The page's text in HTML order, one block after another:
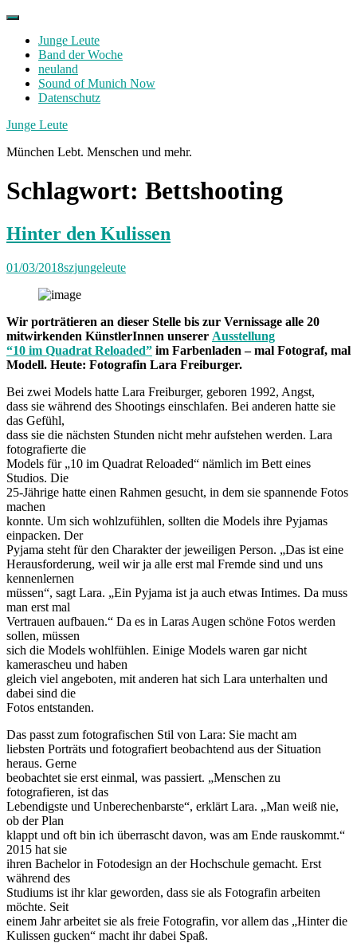
Skip
contentJunge Leute
Band der Woche
neuland
Sound of Munich Now
Datenschutz
Facebook
Twitter
Instagram
Junge Leute
München Lebt. Menschen und mehr.
Schlagwort: Bettshooting
Hinter den Kulissen
01/03/2018szjungeleute
Wir porträtieren an dieser Stelle bis zur Vernissage alle 20
mitwirkenden KünstlerInnen unserer Ausstellung
“10 im Quadrat Reloaded” im Farbenladen – mal Fotograf, mal
Modell. Heute: Fotografin Lara Freiburger.
Bei zwei Models hatte Lara Freiburger, geboren 1992, Angst,
dass sie während des Shootings einschlafen. Bei anderen hatte sie
das Gefühl,
dass sie die nächsten Stunden nicht mehr aufstehen werden. Lara
fotografierte die
Models für „10 im Quadrat Reloaded“ nämlich im Bett eines
Studios. Die
25-Jährige hatte einen Rahmen gesucht, in dem sie spannende Fotos
machen
konnte. Um sich wohlzufühlen, sollten die Models ihre Pyjamas
einpacken. Der
Pyjama steht für den Charakter der jeweiligen Person. „Das ist eine
Herausforderung, weil wir ja alle erst mal Fremde sind und uns
kennenlernen
müssen“, sagt Lara. „Ein Pyjama ist ja auch etwas Intimes. Da muss
man erst mal
Vertrauen aufbauen.“ Da es in Laras Augen schöne Fotos werden
sollen, müssen
sich die Models wohlfühlen. Einige Models waren gar nicht
kamerascheu und haben
gleich viel angeboten, mit anderen hat sich Lara unterhalten und
dabei sind die
Fotos entstanden.
Das passt zum fotografischen Stil von Lara: Sie macht am
liebsten Porträts und fotografiert beobachtend aus der Situation
heraus. Gerne
beobachtet sie erst einmal, was passiert. „Menschen zu
fotografieren, ist das
Lebendigste und Unberechenbarste“, erklärt Lara. „Man weiß nie,
ob der Plan
klappt und oft bin ich überrascht davon, was am Ende rauskommt.“
2015 hat sie
ihren Bachelor in Fotodesign an der Hochschule gemacht. Erst
während des
Studiums ist ihr klar geworden, dass sie als Fotografin arbeiten
möchte. Seit
einem Jahr arbeitet sie als freie Fotografin, vor allem das „Hinter die
Kulissen gucken“ macht ihr dabei Spaß.